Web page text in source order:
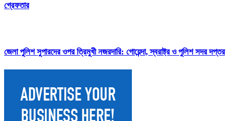
গ্রেফতার
জেলা পুলিশ সুপারদের ওপর ত্রিমুখী নজরদারি: গোয়েন্দা, স্বরাষ্ট্র ও পুলিশ সদর দপ্তর